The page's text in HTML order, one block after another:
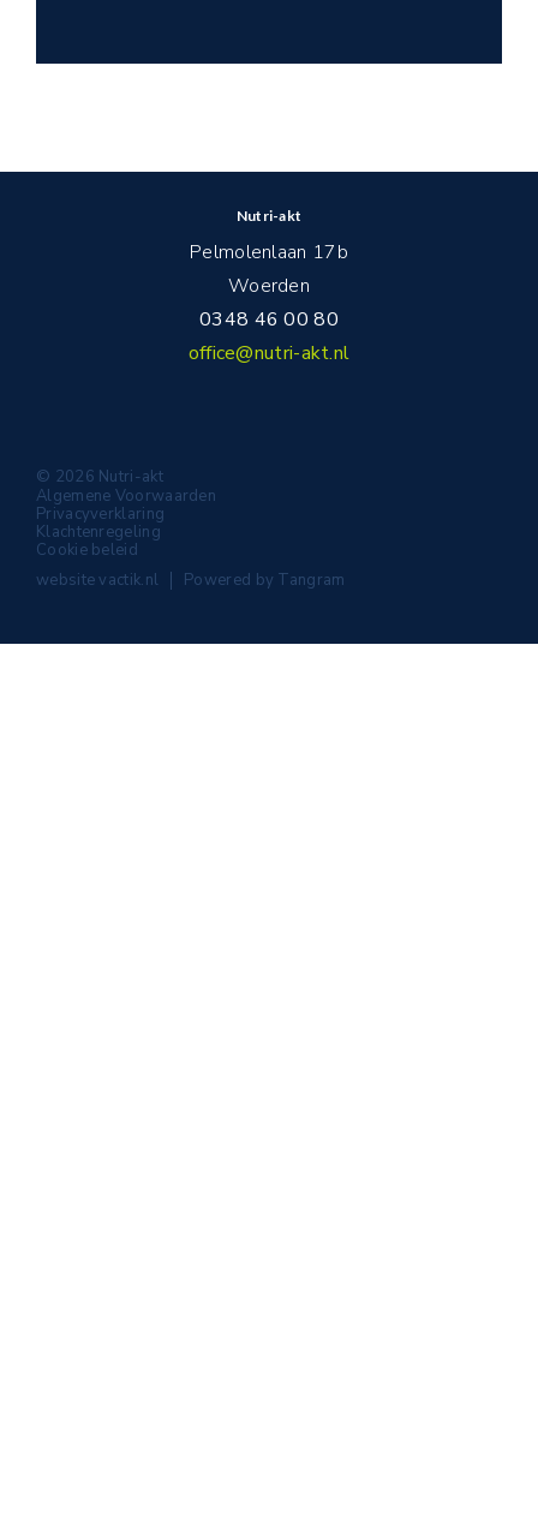
Nutri-akt
Pelmolenlaan 17b
Woerden
0348 46 00 80
office@nutri-akt.nl
© 2026 Nutri-akt
Algemene Voorwaarden
Privacyverklaring
Klachtenregeling
Cookie beleid
websitevactik.nl Powered by Tangram